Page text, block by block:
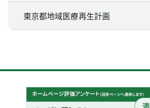
東京都地域医療再生計画